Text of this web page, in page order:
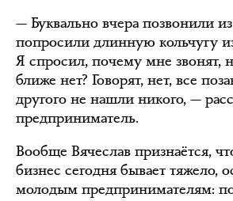
— Буквально вчера позвонили из
попросили длинную кольчугу
Я спросил, почему мне звонят,
ближе нет? Говорят, нет, все
другого не нашли никого, —
предприниматель.
Вообще Вячеслав признаётся,
бизнес сегодня бывает тяжело,
молодым предпринимателям: